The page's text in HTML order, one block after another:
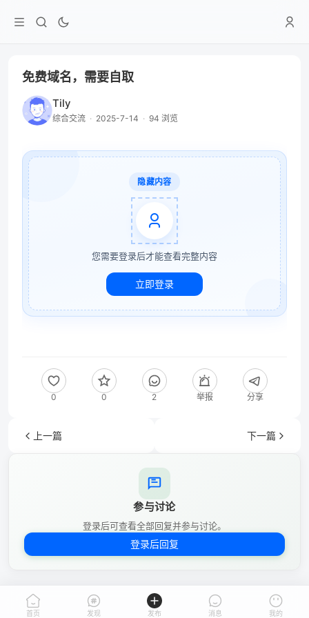
免费域名，需要自取
Tily
综合交流 · 2025-7-14 · 94 浏览
隐藏内容
您需要登录后才能查看完整内容
立即登录
0 0 2 举报 分享
上一篇 下一篇
参与讨论
登录后可查看全部回复并参与讨论。
登录后回复
首页 发现 发布 消息 我的